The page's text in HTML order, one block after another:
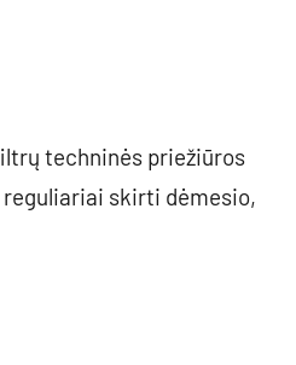
techninės priežiūros
skirti dėmesio,